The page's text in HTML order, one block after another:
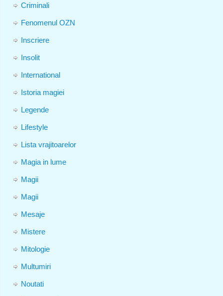
Criminali
Fenomenul OZN
Inscriere
Insolit
International
Istoria magiei
Legende
Lifestyle
Lista vrajitoarelor
Magia in lume
Magii
Magii
Mesaje
Mistere
Mitologie
Multumiri
Noutati